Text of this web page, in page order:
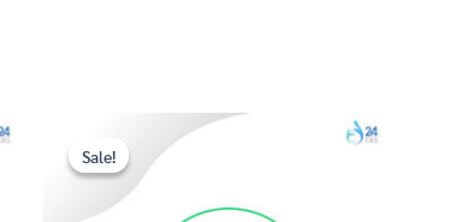
Sale!
Sale! was:
฿4,000.00.
Current